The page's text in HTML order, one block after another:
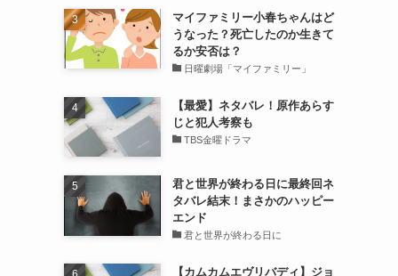
マイファミリー小春ちゃんはど
うなった？死亡したのか生きて
るか安否は？
日曜劇場「マイファミリー」
【最愛】ネタバレ！原作あらす
じと犯人考察も
TBS金曜ドラマ
君と世界が終わる日に最終回ネ
タバレ結末！まさかのハッピー
エンド
君と世界が終わる日に
【カムカムエヴリバディ】ジョ